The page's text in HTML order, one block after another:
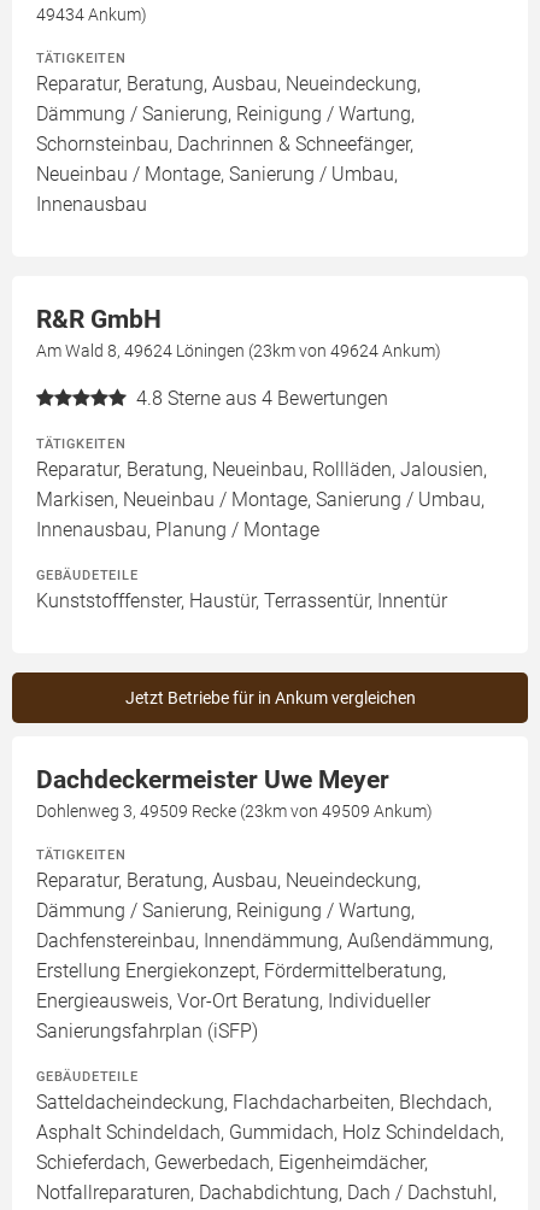
49434 Ankum)
TÄTIGKEITEN
Reparatur, Beratung, Ausbau, Neueindeckung,
Dämmung / Sanierung, Reinigung / Wartung,
Schornsteinbau, Dachrinnen & Schneefänger,
Neueinbau / Montage, Sanierung / Umbau,
Innenausbau
R&R GmbH
Am Wald 8, 49624 Löningen (23km von 49624 Ankum)
4.8 Sterne aus 4 Bewertungen
TÄTIGKEITEN
Reparatur, Beratung, Neueinbau, Rollläden, Jalousien,
Markisen, Neueinbau / Montage, Sanierung / Umbau,
Innenausbau, Planung / Montage
GEBÄUDETEILE
Kunststofffenster, Haustür, Terrassentür, Innentür
Jetzt Betriebe für in Ankum vergleichen
Dachdeckermeister Uwe Meyer
Dohlenweg 3, 49509 Recke (23km von 49509 Ankum)
TÄTIGKEITEN
Reparatur, Beratung, Ausbau, Neueindeckung,
Dämmung / Sanierung, Reinigung / Wartung,
Dachfenstereinbau, Innendämmung, Außendämmung,
Erstellung Energiekonzept, Fördermittelberatung,
Energieausweis, Vor-Ort Beratung, Individueller
Sanierungsfahrplan (iSFP)
GEBÄUDETEILE
Satteldacheindeckung, Flachdacharbeiten, Blechdach,
Asphalt Schindeldach, Gummidach, Holz Schindeldach,
Schieferdach, Gewerbedach, Eigenheimdächer,
Notfallreparaturen, Dachabdichtung, Dach / Dachstuhl,